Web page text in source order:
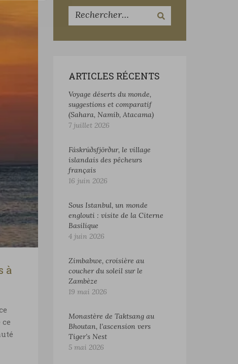
à
ARTICLES RÉCENTS
Voyage déserts du monde,
suggestions et comparatif
(Sahara, Namib, Atacama)
7 juillet 2026
Fáskrúðsfjörður, le village
islandais des pêcheurs
français
16 juin 2026
Sous Istanbul, un monde
englouti : visite de la Citerne
Basilique
4 juin 2026
Zimbabwe, croisière au
coucher du soleil sur le
Zambèze
19 mai 2026
Monastère de Taktsang au
Bhoutan, l’ascension vers
Tiger’s Nest
5 mai 2026